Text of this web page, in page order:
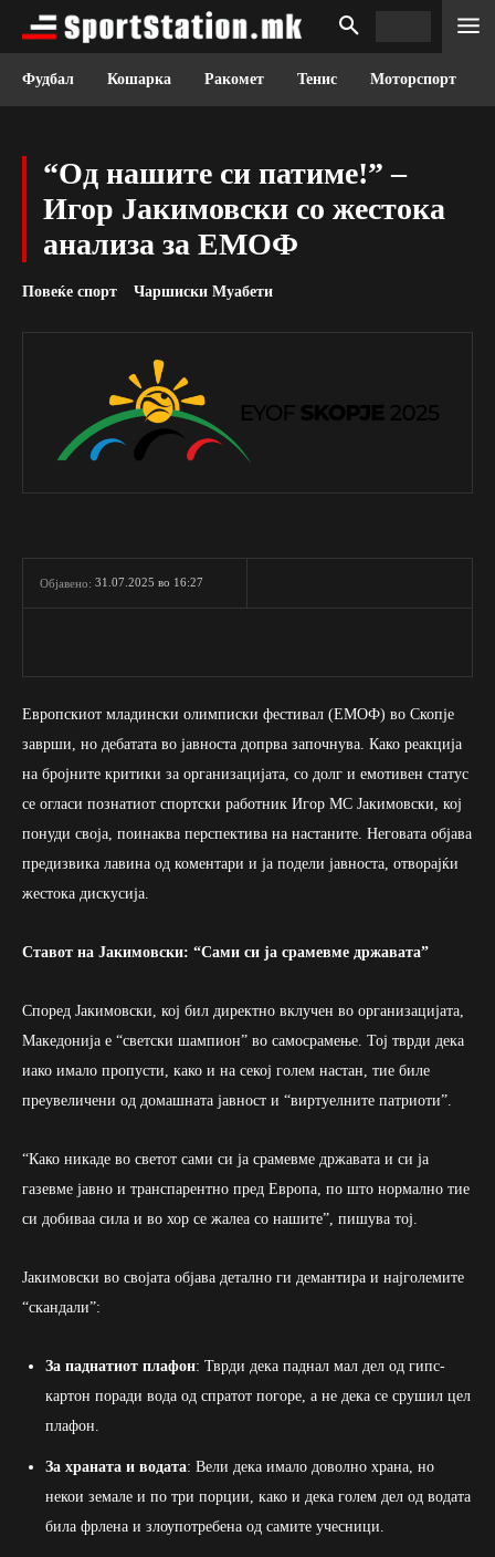
Фудбал Кошарка Ракомет Тенис Моторспорт
“Од нашите си патиме!” –
Игор Јакимовски со жестока
анализа за ЕМОФ
Повеќе спорт Чаршиски Муабети
Објавено: 31.07.2025 во 16:27
Европскиот младински олимписки фестивал (ЕМОФ) во Скопје
заврши, но дебатата во јавноста допрва започнува. Како реакција
на бројните критики за организацијата, со долг и емотивен статус
се огласи познатиот спортски работник Игор МС Јакимовски, кој
понуди своја, поинаква перспектива на настаните. Неговата објава
предизвика лавина од коментари и ја подели јавноста, отворајќи
жестока дискусија.
Ставот на Јакимовски: “Сами си ја срамевме државата”
Според Јакимовски, кој бил директно вклучен во организацијата,
Македонија е “светски шампион” во самосрамење. Тој тврди дека
иако имало пропусти, како и на секој голем настан, тие биле
преувеличени од домашната јавност и “виртуелните патриоти”.
“Како никаде во светот сами си ја срамевме државата и си ја
газевме јавно и транспарентно пред Европа, по што нормално тие
си добиваа сила и во хор се жалеа со нашите”, пишува тој.
Јакимовски во својата објава детално ги демантира и најголемите
“скандали”:
За паднатиот плафон: Тврди дека паднал мал дел од гипс-
картон поради вода од спратот погоре, а не дека се срушил цел
плафон.
За храната и водата: Вели дека имало доволно храна, но
некои земале и по три порции, како и дека голем дел од водата
била фрлена и злоупотребена од самите учесници.